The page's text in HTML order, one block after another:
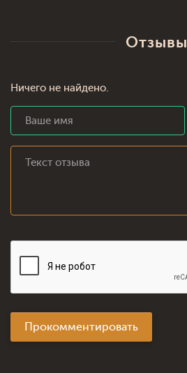
Отзывы
Ничего не найдено.
Прокомментировать